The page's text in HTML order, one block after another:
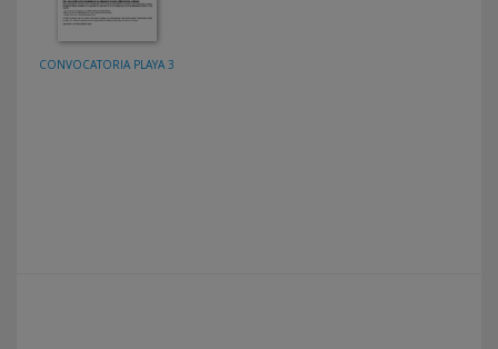
CONVOCATORIA PLAYA 3